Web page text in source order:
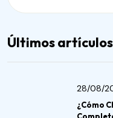
Últimos
28/08/
¿Cómo